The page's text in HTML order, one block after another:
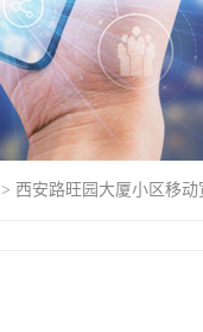
> 西安路旺园大厦小区移